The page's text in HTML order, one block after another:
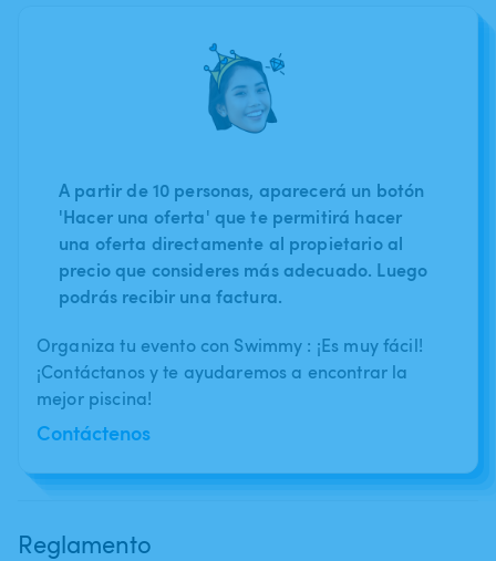
A partir de 10 personas, aparecerá un botón
'Hacer una oferta' que te permitirá hacer
una oferta directamente al propietario al
precio que consideres más adecuado. Luego
podrás recibir una factura.
Organiza tu evento con Swimmy : ¡Es muy fácil!
¡Contáctanos y te ayudaremos a encontrar la
mejor piscina!
Contáctenos
Reglamento